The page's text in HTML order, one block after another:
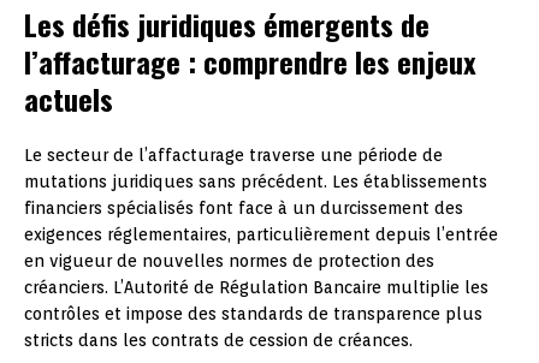
Les défis juridiques émergents de
l’affacturage : comprendre les enjeux
actuels
Le secteur de l’affacturage traverse une période de
mutations juridiques sans précédent. Les établissements
financiers spécialisés font face à un durcissement des
exigences réglementaires, particulièrement depuis l’entrée
en vigueur de nouvelles normes de protection des
créanciers. L’Autorité de Régulation Bancaire multiplie les
contrôles et impose des standards de transparence plus
stricts dans les contrats de cession de créances.